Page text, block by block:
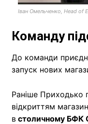
Іван Омельченко, Head of
Команду
До команди
запуск нових
Раніше Приходько
відкриттям
в столичному БФК